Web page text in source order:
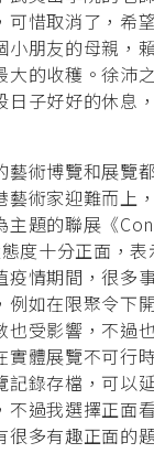
可惜取消了，希
小朋友的母親，
大的收穫。徐沛
日子好好的休息
藝術博覽和展覽
藝術家迎難而上
主題的聯展《
度十分正面，表
疫情期間，很多
例如在限聚令下
也受影響，不過
實體展覽不可行
記錄存檔，可以
不過我選擇正面
多有趣正面的